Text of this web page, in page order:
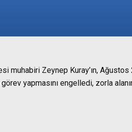
muhabiri Zeynep Kuray’ın, Ağustos
yapmasını engelledi, zorla